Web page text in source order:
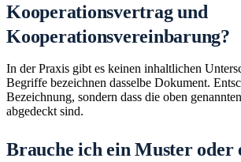
Kooperationsvertrag und
Kooperationsvereinbarung?
In der Praxis gibt es keinen inhaltlichen
Begriffe bezeichnen dasselbe Dokument.
Bezeichnung, sondern dass die oben
abgedeckt sind.
Brauche ich ein Muster oder